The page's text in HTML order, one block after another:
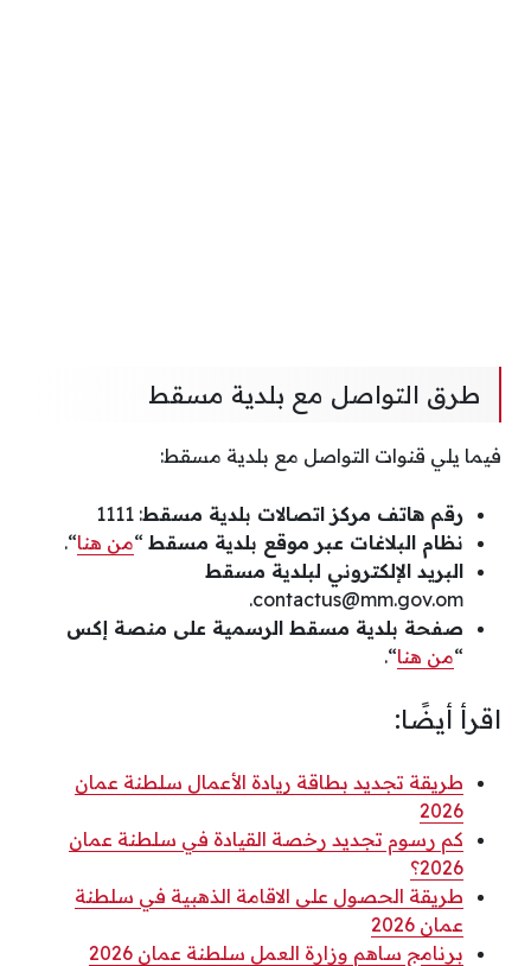
طرق التواصل مع بلدية مسقط
فيما يلي قنوات التواصل مع بلدية مسقط:
رقم هاتف مركز اتصالات بلدية مسقط: 1111
نظام البلاغات عبر موقع بلدية مسقط “من هنا“.
البريد الإلكتروني لبلدية مسقط
contactus@mm.gov.om
.
صفحة بلدية مسقط الرسمية على منصة إكس
“من هنا“.
اقرأ أيضًا:
طريقة تجديد بطاقة ريادة الأعمال سلطنة عمان
2026
كم رسوم تجديد رخصة القيادة في سلطنة عمان
2026؟
طريقة الحصول على الاقامة الذهبية في سلطنة
عمان 2026
برنامج ساهم وزارة العمل سلطنة عمان 2026